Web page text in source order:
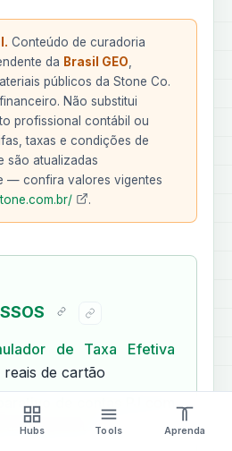
Conteúdo de curadoria
da Brasil GEO
públicos da Stone Co.
Não substitui
profissional contábil ou
taxas e condições de
são atualizadas
— confira valores vigentes
.
de Taxa Efetiva
de cartão
de contas PJ
transparente
Hubs Tools Aprenda